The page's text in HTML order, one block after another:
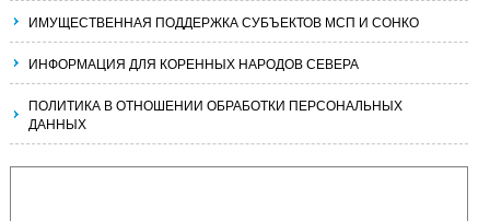
ИМУЩЕСТВЕННАЯ ПОДДЕРЖКА СУБЪЕКТОВ МСП И СОНКО
ИНФОРМАЦИЯ ДЛЯ КОРЕННЫХ НАРОДОВ СЕВЕРА
ПОЛИТИКА В ОТНОШЕНИИ ОБРАБОТКИ ПЕРСОНАЛЬНЫХ
ДАННЫХ